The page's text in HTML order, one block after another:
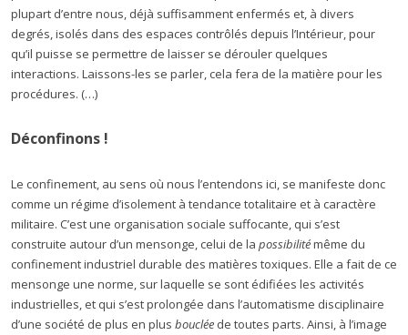
plupart d’entre nous, déjà suffisamment enfermés et, à divers
degrés, isolés dans des espaces contrôlés depuis l’Intérieur, pour
qu’il puisse se permettre de laisser se dérouler quelques
interactions. Laissons-les se parler, cela fera de la matière pour les
procédures. (…)
Déconfinons !
Le confinement, au sens où nous l’entendons ici, se manifeste donc
comme un régime d’isolement à tendance totalitaire et à caractère
militaire. C’est une organisation sociale suffocante, qui s’est
construite autour d’un mensonge, celui de la possibilitémême du
confinement industriel durable des matières toxiques. Elle a fait de ce
mensonge une norme, sur laquelle se sont édifiées les activités
industrielles, et qui s’est prolongée dans l’automatisme disciplinaire
d’une société de plus en plus bouclée de toutes parts. Ainsi, à l’image